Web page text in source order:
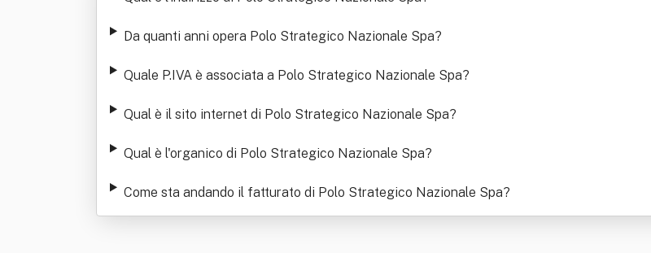
Da quanti anni opera Polo Strategico Nazionale Spa?
Quale P.IVA è associata a Polo Strategico Nazionale Spa?
Qual è il sito internet di Polo Strategico Nazionale Spa?
Qual è l'organico di Polo Strategico Nazionale Spa?
Come sta andando il fatturato di Polo Strategico Nazionale Spa?